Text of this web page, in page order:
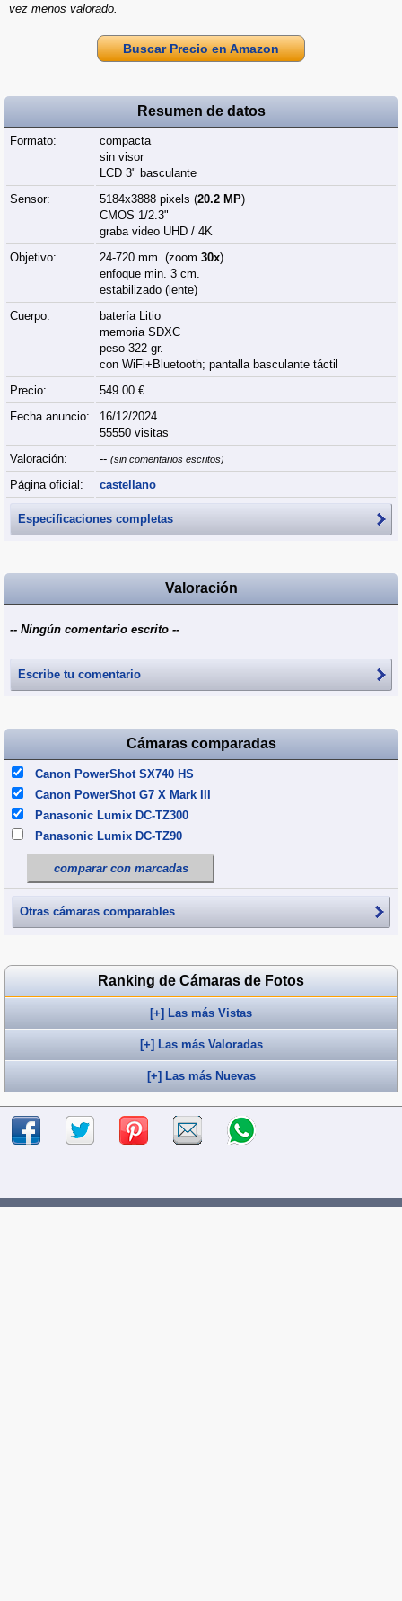
vez menos valorado.
Buscar Precio en Amazon
Resumen de datos
Formato:
compacta
sin visor
LCD 3" basculante
Sensor:
5184x3888 pixels (20.2 MP)
CMOS 1/2.3"
graba video UHD / 4K
Objetivo:
24-720 mm. (zoom 30x)
enfoque min. 3 cm.
estabilizado (lente)
Cuerpo:
batería Litio
memoria SDXC
peso 322 gr.
con WiFi+Bluetooth; pantalla basculante táctil
Precio:
549.00 €
Fecha anuncio:
16/12/2024
55550 visitas
Valoración:
-- (sin comentarios escritos)
Página oficial: castellano
Especificaciones completas
Valoración
-- Ningún comentario escrito --
Escribe tu comentario
Cámaras comparadas
Canon PowerShot SX740 HS
Canon PowerShot G7 X Mark III
Panasonic Lumix DC-TZ300
Panasonic Lumix DC-TZ90
comparar con marcadas
Otras cámaras comparables
Ranking de Cámaras de Fotos
[+] Las más Vistas
[+] Las más Valoradas
[+] Las más Nuevas